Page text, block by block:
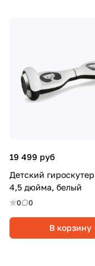
19 499 руб
Детский
4,5 дюйма, белый
0 0
В корзину